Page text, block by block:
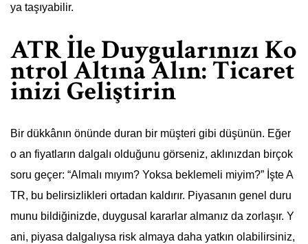
ya taşıyabilir.
ATR İle Duygularınızı Ko
ntrol Altına Alın: Ticaret
inizi Geliştirin
Bir dükkânın önünde duran bir müşteri gibi düşünün. Eğer
o an fiyatların dalgalı olduğunu görseniz, aklınızdan birçok
soru geçer: “Almalı mıyım? Yoksa beklemeli miyim?” İşte A
TR, bu belirsizlikleri ortadan kaldırır. Piyasanın genel duru
munu bildiğinizde, duygusal kararlar almanız da zorlaşır. Y
ani, piyasa dalgalıysa risk almaya daha yatkın olabilirsiniz,